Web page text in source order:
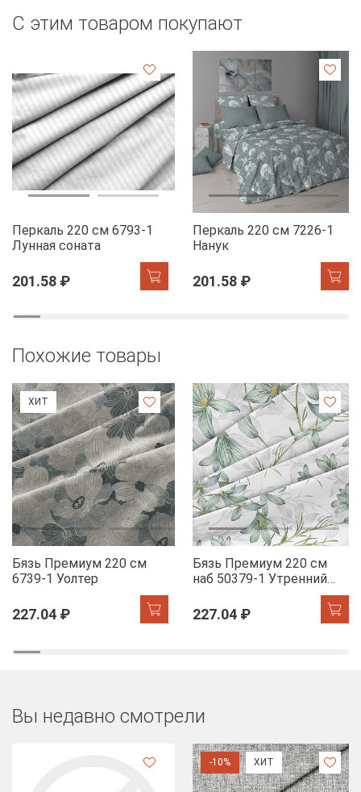
С этим товаром покупают
Перкаль 220 см 6793-1
Лунная соната
201.58 ₽
Перкаль 220 см 7226-1
Нанук
201.58 ₽
Похожие товары
ХИТ
Бязь Премиум 220 см
6739-1 Уолтер
227.04 ₽
Бязь Премиум 220 см
наб 50379-1 Утренний
227.04 ₽
Вы недавно смотрели
-10% ХИТ